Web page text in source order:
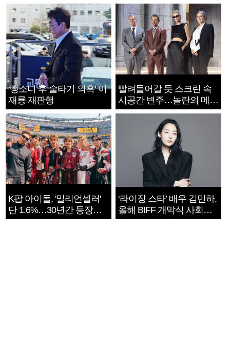
‘뺑소니 후 술타기 의혹’ 이
재룡 재판행
빨려들어갈 듯 스크린 속
시공간 변주…놀란의 메시
지는 ‘전쟁 속죄’
K팝 아이돌, '밀리언셀러'
단 1.6%…30년간 등장
1182개팀 전수조사
‘라이징 스타’ 배우 김민하,
올해 BIFF 개막식 사회자
확정